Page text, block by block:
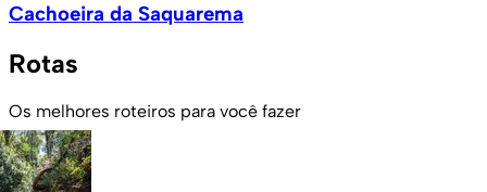
Cachoeira da Saquarema
Rotas
Os melhores roteiros para você fazer